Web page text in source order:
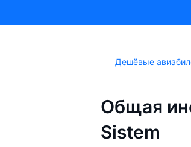
Дешёвые
Общая
Sistem